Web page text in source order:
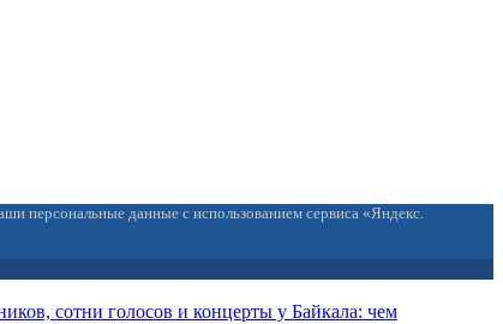
персональные данные с использованием сервиса «Яндекс.
сотни голосов и концерты у Байкала: чем